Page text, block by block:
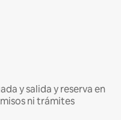
y salida y reserva en
ni trámites